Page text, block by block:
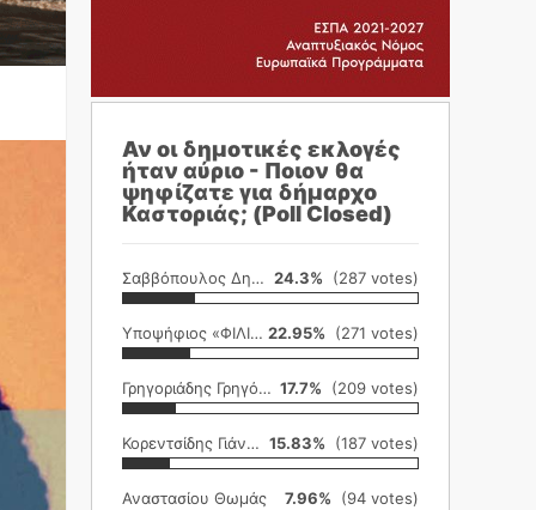
Αν οι δημοτικές εκλογές
ήταν αύριο - Ποιον θα
ψηφίζατε για δήμαρχο
Καστοριάς; (Poll Closed)
Σαββόπουλος Δημήτρης 24.3% (287 votes)
Υποψήφιος «ΦΙΛΙΚΗ ΕΤΑΙΡΕΙΑ» 22.95% (271 votes)
Γρηγοριάδης Γρηγόρης 17.7% (209 votes)
Κορεντσίδης Γιάννης 15.83% (187 votes)
Αναστασίου Θωμάς 7.96% (94 votes)